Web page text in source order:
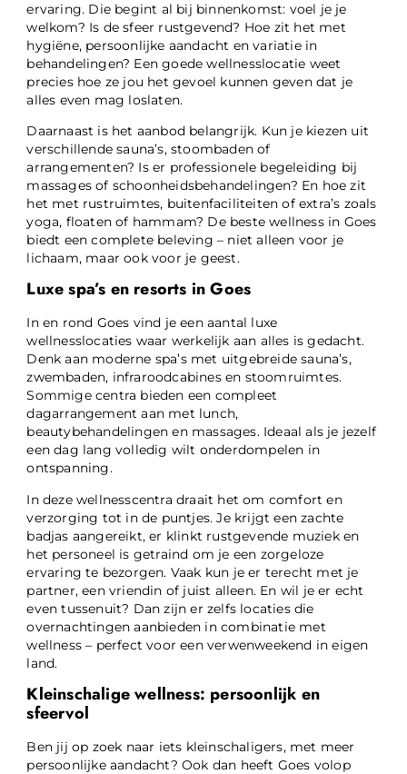
ervaring. Die begint al bij binnenkomst: voel je je
welkom? Is de sfeer rustgevend? Hoe zit het met
hygiëne, persoonlijke aandacht en variatie in
behandelingen? Een goede wellnesslocatie weet
precies hoe ze jou het gevoel kunnen geven dat je
alles even mag loslaten.
Daarnaast is het aanbod belangrijk. Kun je kiezen uit
verschillende sauna’s, stoombaden of
arrangementen? Is er professionele begeleiding bij
massages of schoonheidsbehandelingen? En hoe zit
het met rustruimtes, buitenfaciliteiten of extra’s zoals
yoga, floaten of hammam? De beste wellness in Goes
biedt een complete beleving – niet alleen voor je
lichaam, maar ook voor je geest.
Luxe spa’s en resorts in Goes
In en rond Goes vind je een aantal luxe
wellnesslocaties waar werkelijk aan alles is gedacht.
Denk aan moderne spa’s met uitgebreide sauna’s,
zwembaden, infraroodcabines en stoomruimtes.
Sommige centra bieden een compleet
dagarrangement aan met lunch,
beautybehandelingen en massages. Ideaal als je jezelf
een dag lang volledig wilt onderdompelen in
ontspanning.
In deze wellnesscentra draait het om comfort en
verzorging tot in de puntjes. Je krijgt een zachte
badjas aangereikt, er klinkt rustgevende muziek en
het personeel is getraind om je een zorgeloze
ervaring te bezorgen. Vaak kun je er terecht met je
partner, een vriendin of juist alleen. En wil je er echt
even tussenuit? Dan zijn er zelfs locaties die
overnachtingen aanbieden in combinatie met
wellness – perfect voor een verwenweekend in eigen
land.
Kleinschalige wellness: persoonlijk en
sfeervol
Ben jij op zoek naar iets kleinschaligers, met meer
persoonlijke aandacht? Ook dan heeft Goes volop